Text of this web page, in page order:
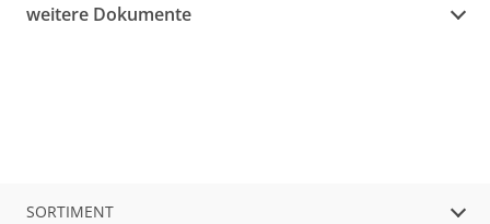
weitere Dokumente
SORTIMENT